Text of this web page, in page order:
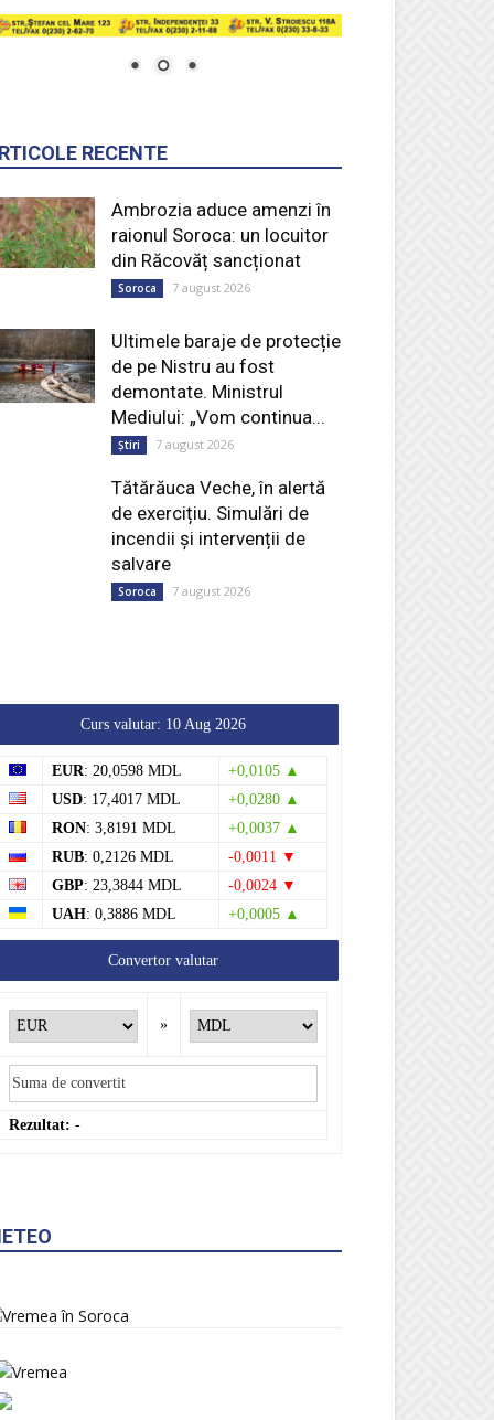
RECENTE
Ambrozia aduce amenzi în
raionul Soroca: un locuitor
din Răcovăț sancționat
Soroca 7 august 2026
Ultimele baraje de protecție
de pe Nistru au fost
demontate. Ministrul
Mediului: „Vom continua...
Știri 7 august 2026
Tătărăuca Veche, în alertă
de exercițiu. Simulări de
incendii și intervenții de
salvare
Soroca 7 august 2026
Curs valutar: 10 Aug 2026
EUR: 20,0598 MDL
+0,0105 ▲
USD: 17,4017 MDL
+0,0280 ▲
RON: 3,8191 MDL
+0,0037 ▲
RUB: 0,2126 MDL
-0,0011 ▼
GBP: 23,3844 MDL
-0,0024 ▼
UAH: 0,3886 MDL +0,0005 ▲
Convertor valutar
»
Rezultat: -